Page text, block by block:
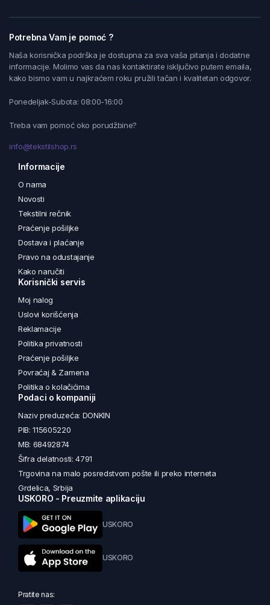
Potrebna Vam je pomoć ?
Naša korisnička podrška je dostupna za sva vaša pitanja i dodatne
informacije. Molimo vas da nas kontaktirate isključivo putem emaila,
kako bismo vam u najkraćem roku pružili tačan i kvalitetan odgovor.
Ponedeljak-Subota: 08:00-16:00
Treba vam pomoć oko porudžbine?
info@tekstilshop.rs
Informacije
O nama
Novosti
Tekstilni rečnik
Praćenje pošiljke
Dostava i plaćanje
Pravo na odustajanje
Kako naručiti
Korisnički servis
Moj nalog
Uslovi korišćenja
Reklamacije
Politika privatnosti
Praćenje pošiljke
Povraćaj & Zamena
Politika o kolačićima
Podaci o kompaniji
Naziv preduzeća: DONKIN
PIB: 115605220
MB: 68492874
Šifra delatnosti: 4791
Trgovina na malo posredstvom pošte ili preko interneta
Grdelica, Srbija
USKORO - Preuzmite aplikaciju
USKORO
USKORO
Pratite nas: